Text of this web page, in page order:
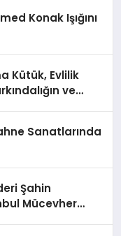
Konak Işığını
Kütük, Evlilik
ve
Sanatlarında
Şahin
Mücevher